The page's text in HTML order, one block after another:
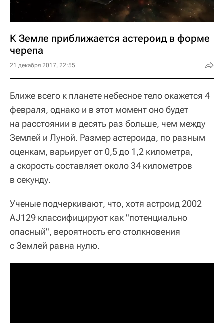
К Земле приближается астероид в форме
черепа
21 декабря 2017, 22:55
Ближе всего к планете небесное тело окажется 4
февраля, однако и в этот момент оно будет
на расстоянии в десять раз больше, чем между
Землей и Луной. Размер астероида, по разным
оценкам, варьирует от 0,5 до 1,2 километра,
а скорость составляет около 34 километров
в секунду.
Ученые подчеркивают, что, хотя астроид 2002
AJ129 классифицируют как "потенциально
опасный", вероятность его столкновения
с Землей равна нулю.